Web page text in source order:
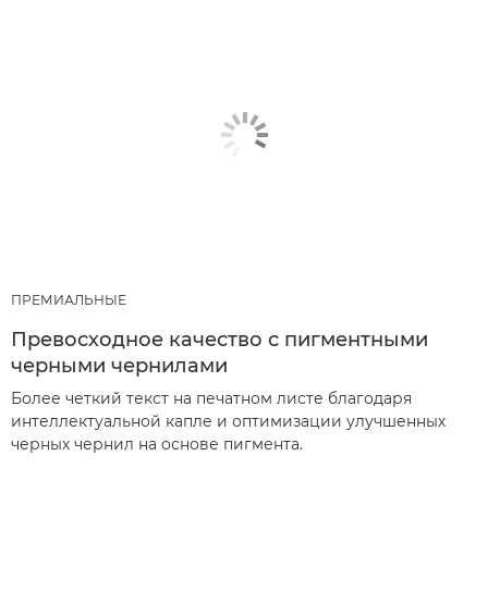
ПРЕМИАЛЬНЫЕ
Превосходное качество с пигментными
черными чернилами
Более четкий текст на печатном листе благодаря
интеллектуальной капле и оптимизации улучшенных
черных чернил на основе пигмента.